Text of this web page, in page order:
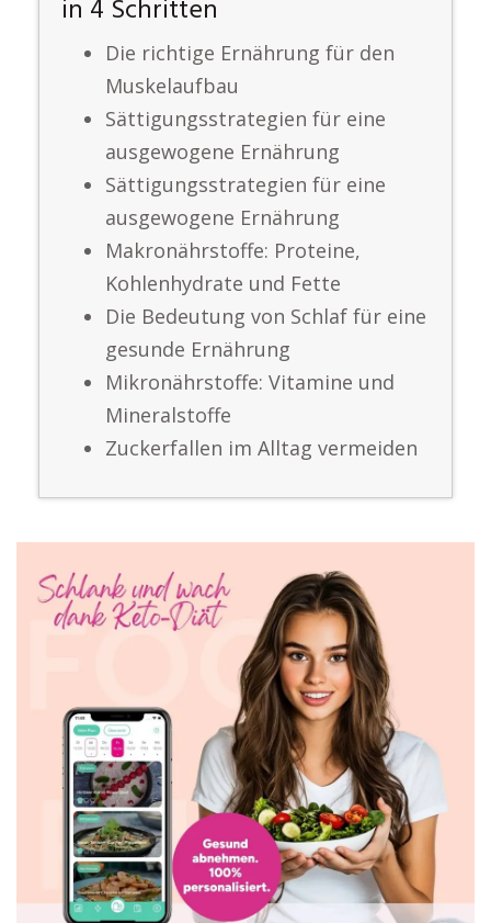
in 4 Schritten
Die richtige Ernährung für den
Muskelaufbau
Sättigungsstrategien für eine
ausgewogene Ernährung
Sättigungsstrategien für eine
ausgewogene Ernährung
Makronährstoffe: Proteine,
Kohlenhydrate und Fette
Die Bedeutung von Schlaf für eine
gesunde Ernährung
Mikronährstoffe: Vitamine und
Mineralstoffe
Zuckerfallen im Alltag vermeiden